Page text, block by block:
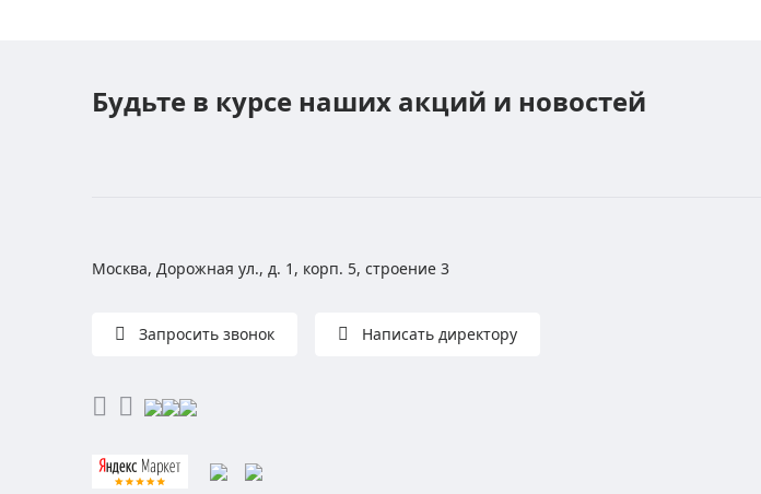
Будьте в курсе наших акций и новостей
Москва, Дорожная ул., д. 1, корп. 5, строение 3
Запросить звонок Написать директору